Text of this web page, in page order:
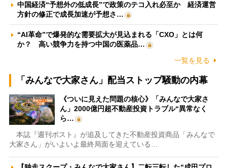
中国経済“予想外の低成長”で政策のテコ入れ必至か 経済運営
方針の修正で成長加速が予想さ…
“AI革命”で爆発的な需要拡大が見込まれる「CXO」とは何
か？ 高い競争力を持つ中国の医薬品…
一覧を見る
「みんなで大家さん」配当ストップ騒動の内幕
《ついに見えた問題の核心》「みんなで大家さ
ん」2000億円超不動産投資トラブル“異常なく
ら…
本誌『週刊ポスト』が追及してきた不動産投資商品「みんなで
大家さん」がいよいよ最終局面を迎えている…